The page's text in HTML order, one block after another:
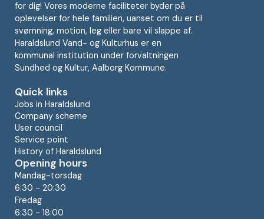
for dig! Vores moderne faciliteter byder på
oplevelser for hele familien, uanset om du er til
svømning, motion, leg eller bare vil slappe af.
Haraldslund Vand- og Kulturhus er en
kommunal institution under forvaltningen
Sundhed og Kultur, Aalborg Kommune.
Quick links
Jobs in Haraldslund
Company scheme
User council
Service point
History of Haraldslund
Opening hours
Mandag-torsdag
6:30 - 20:30
Fredag
6:30 - 18:00